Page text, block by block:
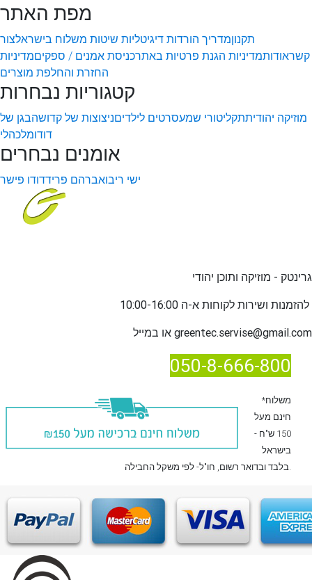
מפת האתר
תקנוןמדריך הורדות דיגיטליות שיטות משלוח בישראלצור
קשראודותמדיניות הגנת פרטיות באתרכניסת אמנים / ספקיםמדיניות
החזרת והחלפת מוצרים
קטגוריות נבחרות
מוזיקה יהודיתתקליטורי שמעסרטים לילדיםניצוצות של קדושהבגן של
דודומלכהלי
אומנים נבחרים
ישי ריבואברהם פרידדודו פישר
גרינטק - מוזיקה ותוכן יהודי
להזמנות ו
greentec.servise@gmail.com
050-8-666-800
*משלוח
חינם מעל
150 ש"ח -
בישראל
בלבדובדואר רשום , חו"ל- לפי משקל החבילה.